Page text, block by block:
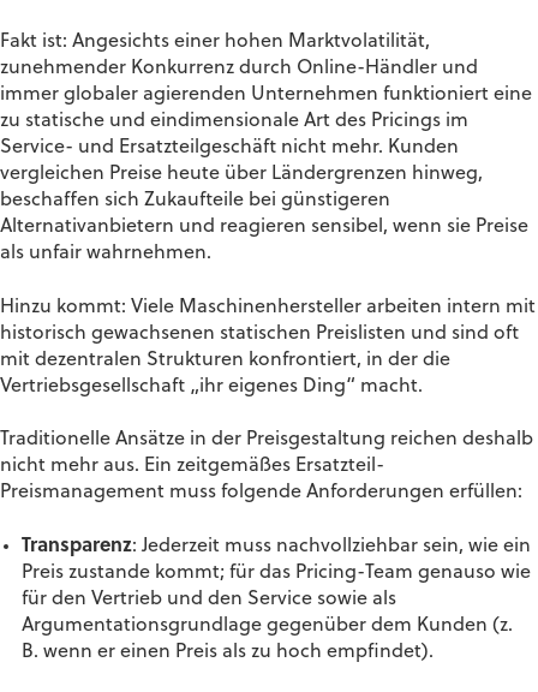
Fakt ist: Angesichts einer hohen Marktvolatilität,
zunehmender Konkurrenz durch Online-Händler und
immer globaler agierenden Unternehmen funktioniert eine
zu statische und eindimensionale Art des Pricings im
Service- und Ersatzteilgeschäft nicht mehr. Kunden
vergleichen Preise heute über Ländergrenzen hinweg,
beschaffen sich Zukaufteile bei günstigeren
Alternativanbietern und reagieren sensibel, wenn sie Preise
als unfair wahrnehmen.
Hinzu kommt: Viele Maschinenhersteller arbeiten intern mit
historisch gewachsenen statischen Preislisten und sind oft
mit dezentralen Strukturen konfrontiert, in der die
Vertriebsgesellschaft „ihr eigenes Ding“ macht.
Traditionelle Ansätze in der Preisgestaltung reichen deshalb
nicht mehr aus. Ein zeitgemäßes Ersatzteil-
Preismanagement muss folgende Anforderungen erfüllen:
Transparenz: Jederzeit muss nachvollziehbar sein, wie ein
Preis zustande kommt; für das Pricing-Team genauso wie
für den Vertrieb und den Service sowie als
Argumentationsgrundlage gegenüber dem Kunden (z.
B. wenn er einen Preis als zu hoch empfindet).